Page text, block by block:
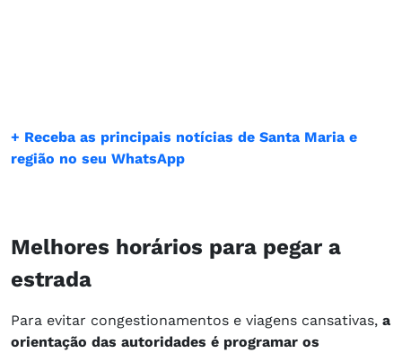
+ Receba as principais notícias de Santa Maria e
região no seu WhatsApp
Melhores horários para pegar a
estrada
Para evitar congestionamentos e viagens cansativas, a
orientação das autoridades é programar os